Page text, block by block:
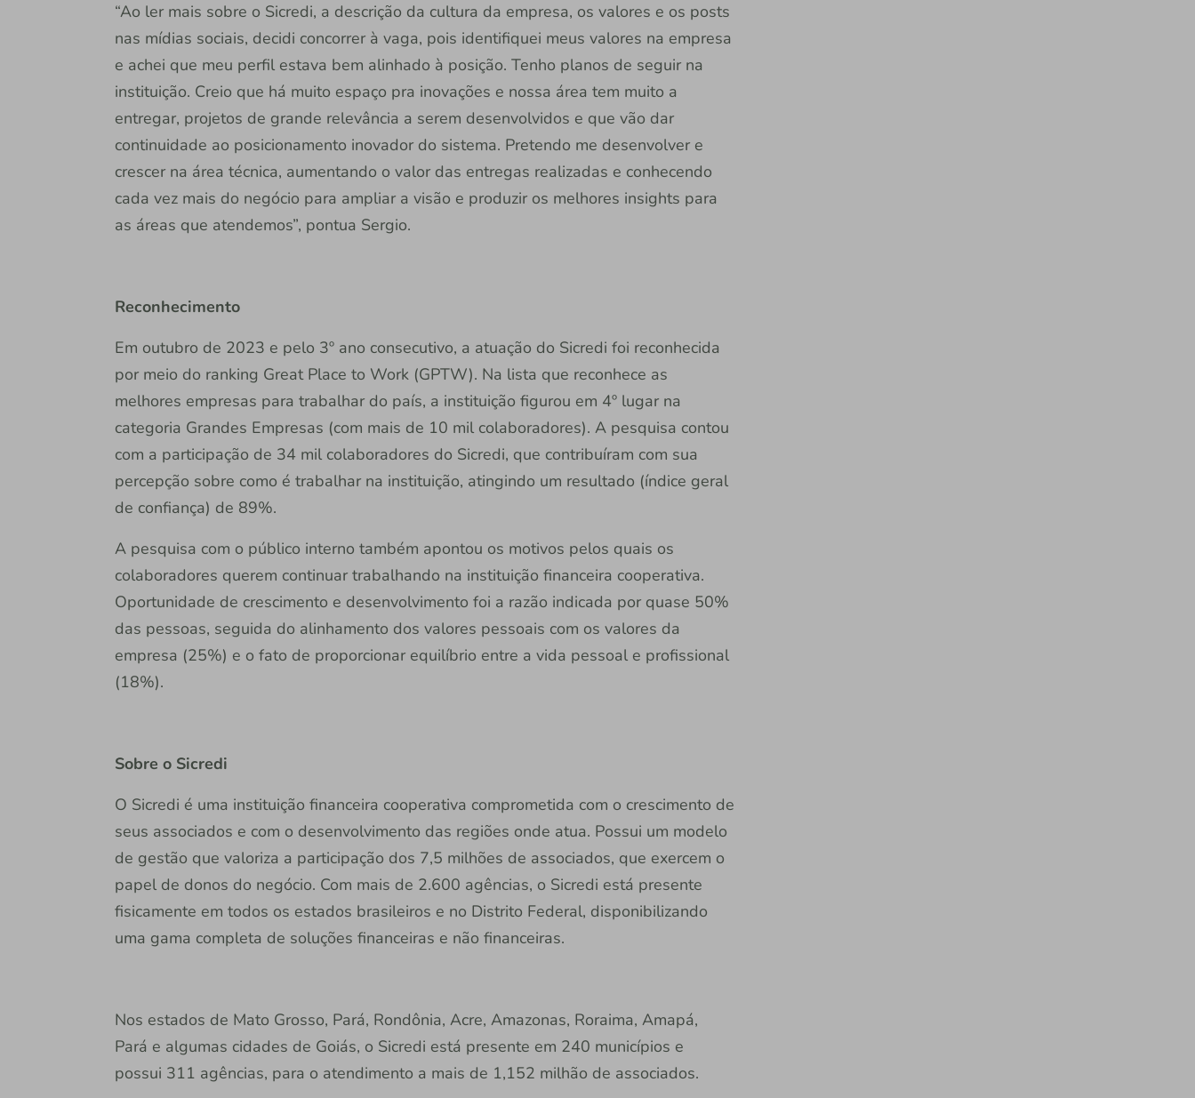
“Ao ler mais sobre o Sicredi, a descrição da cultura da empresa, os valores e os posts
nas mídias sociais, decidi concorrer à vaga, pois identifiquei meus valores na empresa
e achei que meu perfil estava bem alinhado à posição. Tenho planos de seguir na
instituição. Creio que há muito espaço pra inovações e nossa área tem muito a
entregar, projetos de grande relevância a serem desenvolvidos e que vão dar
continuidade ao posicionamento inovador do sistema. Pretendo me desenvolver e
crescer na área técnica, aumentando o valor das entregas realizadas e conhecendo
cada vez mais do negócio para ampliar a visão e produzir os melhores insights para
as áreas que atendemos”, pontua Sergio.
Reconhecimento
Em outubro de 2023 e pelo 3º ano consecutivo, a atuação do Sicredi foi reconhecida
por meio do ranking Great Place to Work (GPTW). Na lista que reconhece as
melhores empresas para trabalhar do país, a instituição figurou em 4º lugar na
categoria Grandes Empresas (com mais de 10 mil colaboradores). A pesquisa contou
com a participação de 34 mil colaboradores do Sicredi, que contribuíram com sua
percepção sobre como é trabalhar na instituição, atingindo um resultado (índice geral
de confiança) de 89%.
A pesquisa com o público interno também apontou os motivos pelos quais os
colaboradores querem continuar trabalhando na instituição financeira cooperativa.
Oportunidade de crescimento e desenvolvimento foi a razão indicada por quase 50%
das pessoas, seguida do alinhamento dos valores pessoais com os valores da
empresa (25%) e o fato de proporcionar equilíbrio entre a vida pessoal e profissional
(18%).
Sobre o Sicredi
O Sicredi é uma instituição financeira cooperativa comprometida com o crescimento de
seus associados e com o desenvolvimento das regiões onde atua. Possui um modelo
de gestão que valoriza a participação dos 7,5 milhões de associados, que exercem o
papel de donos do negócio. Com mais de 2.600 agências, o Sicredi está presente
fisicamente em todos os estados brasileiros e no Distrito Federal, disponibilizando
uma gama completa de soluções financeiras e não financeiras.
Nos estados de Mato Grosso, Pará, Rondônia, Acre, Amazonas, Roraima, Amapá,
Pará e algumas cidades de Goiás, o Sicredi está presente em 240 municípios e
possui 311 agências, para o atendimento a mais de 1,152 milhão de associados.